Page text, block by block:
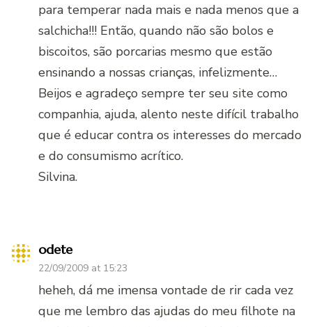
para temperar nada mais e nada menos que a
salchicha!!! Então, quando não são bolos e
biscoitos, são porcarias mesmo que estão
ensinando a nossas crianças, infelizmente…
Beijos e agradeço sempre ter seu site como
companhia, ajuda, alento neste difícil trabalho
que é educar contra os interesses do mercado
e do consumismo acrítico.
Silvina.
odete
22/09/2009 at 15:23
heheh, dá me imensa vontade de rir cada vez
que me lembro das ajudas do meu filhote na